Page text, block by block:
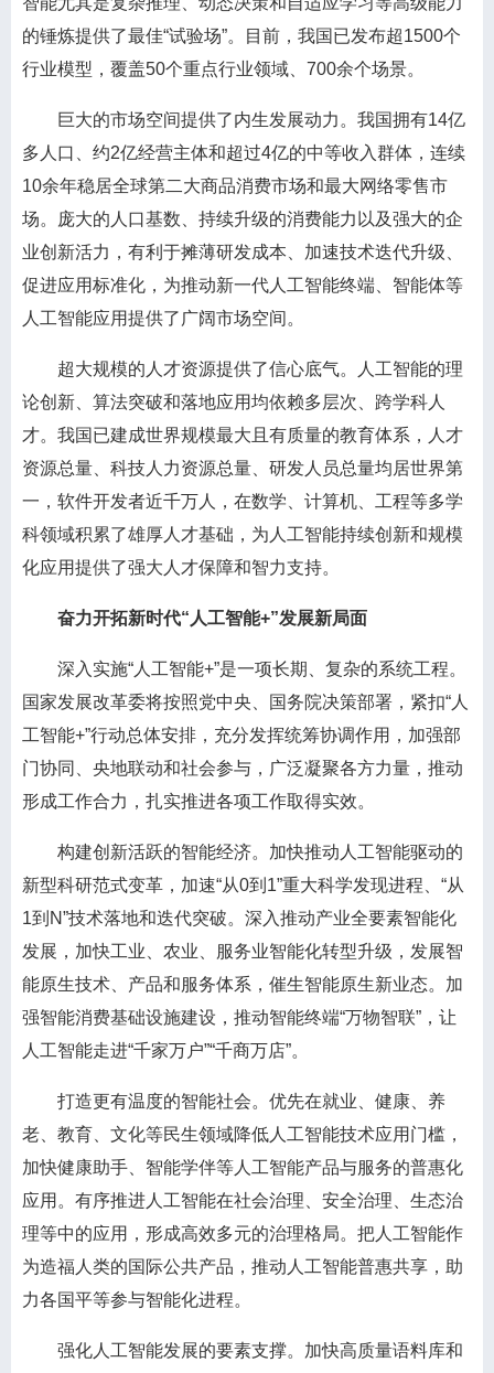
的锤炼提供了最佳“试验场”。目前，我国已发布超1500个
行业模型，覆盖50个重点行业领域、700余个场景。
巨大的市场空间提供了内生发展动力。我国拥有14亿
多人口、约2亿经营主体和超过4亿的中等收入群体，连续
10余年稳居全球第二大商品消费市场和最大网络零售市
场。庞大的人口基数、持续升级的消费能力以及强大的企
业创新活力，有利于摊薄研发成本、加速技术迭代升级、
促进应用标准化，为推动新一代人工智能终端、智能体等
人工智能应用提供了广阔市场空间。
超大规模的人才资源提供了信心底气。人工智能的理
论创新、算法突破和落地应用均依赖多层次、跨学科人
才。我国已建成世界规模最大且有质量的教育体系，人才
资源总量、科技人力资源总量、研发人员总量均居世界第
一，软件开发者近千万人，在数学、计算机、工程等多学
科领域积累了雄厚人才基础，为人工智能持续创新和规模
化应用提供了强大人才保障和智力支持。
奋力开拓新时代“人工智能+”发展新局面
深入实施“人工智能+”是一项长期、复杂的系统工程。
国家发展改革委将按照党中央、国务院决策部署，紧扣“人
工智能+”行动总体安排，充分发挥统筹协调作用，加强部
门协同、央地联动和社会参与，广泛凝聚各方力量，推动
形成工作合力，扎实推进各项工作取得实效。
构建创新活跃的智能经济。加快推动人工智能驱动的
新型科研范式变革，加速“从0到1”重大科学发现进程、“从
1到N”技术落地和迭代突破。深入推动产业全要素智能化
发展，加快工业、农业、服务业智能化转型升级，发展智
能原生技术、产品和服务体系，催生智能原生新业态。加
强智能消费基础设施建设，推动智能终端“万物智联”，让
人工智能走进“千家万户”“千商万店”。
打造更有温度的智能社会。优先在就业、健康、养
老、教育、文化等民生领域降低人工智能技术应用门槛，
加快健康助手、智能学伴等人工智能产品与服务的普惠化
应用。有序推进人工智能在社会治理、安全治理、生态治
理等中的应用，形成高效多元的治理格局。把人工智能作
为造福人类的国际公共产品，推动人工智能普惠共享，助
力各国平等参与智能化进程。
强化人工智能发展的要素支撑。加快高质量语料库和